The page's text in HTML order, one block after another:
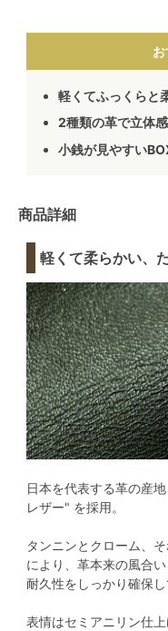
軽くてふっくらと
2種類の革で立体
小銭が見やすい
商品詳細
軽くて柔らかい、
日本を代表する革の産
レザー" を採用。
タンニンとクローム、
により、革本来の風合
耐久性をしっかり確保し
表情はセミアニリン仕